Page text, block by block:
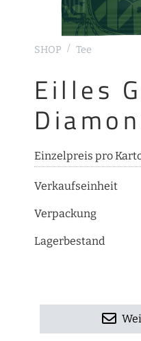
SHOP Tee
Eilles
Einzelpreis pro
Verkaufseinheit
Verpackung
Lagerbestand